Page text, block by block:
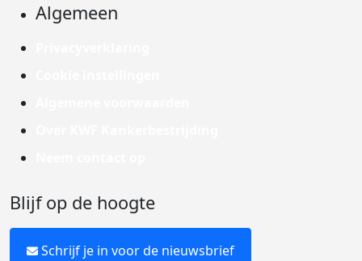
Algemeen
Blijf op de hoogte
Schrijf je in voor de nieuwsbrief